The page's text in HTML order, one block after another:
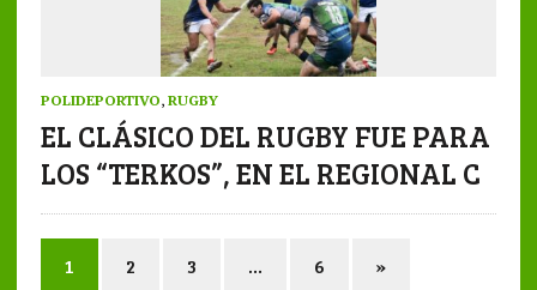
POLIDEPORTIVO, RUGBY
EL CLÁSICO DEL RUGBY FUE PARA
LOS “TERKOS”, EN EL REGIONAL C
1 2 3 … 6 »